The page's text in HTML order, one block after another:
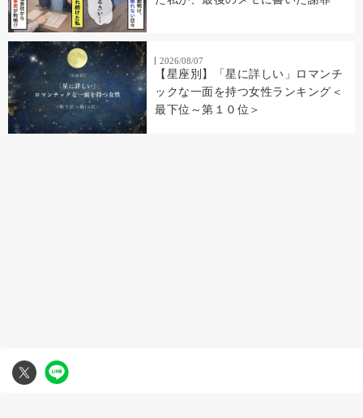
2026/08/07
【星座別】「星に詳しい」ロマンチ
ックな一面を持つ女性ランキング＜
最下位～第１０位＞